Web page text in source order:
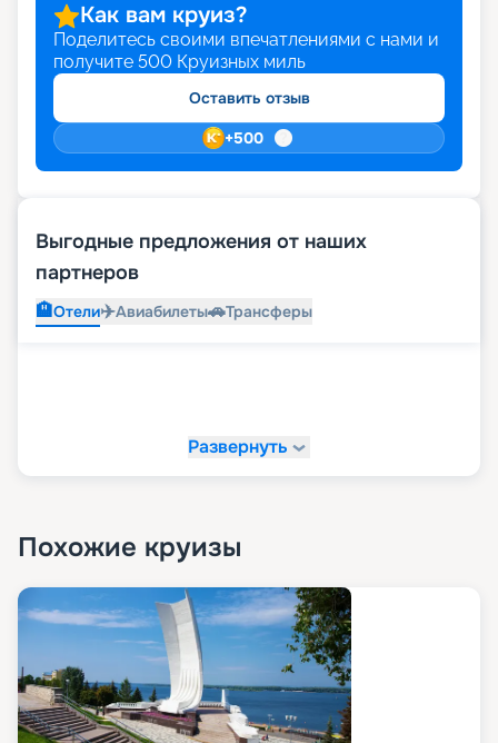
Как вам круиз?
Поделитесь своими впечатлениями с нами и
получите 500 Круизных миль
Оставить отзыв
+500
Выгодные предложения от наших
партнеров
🏨Отели✈️Авиабилеты🚗Трансферы
Развернуть
Похожие круизы